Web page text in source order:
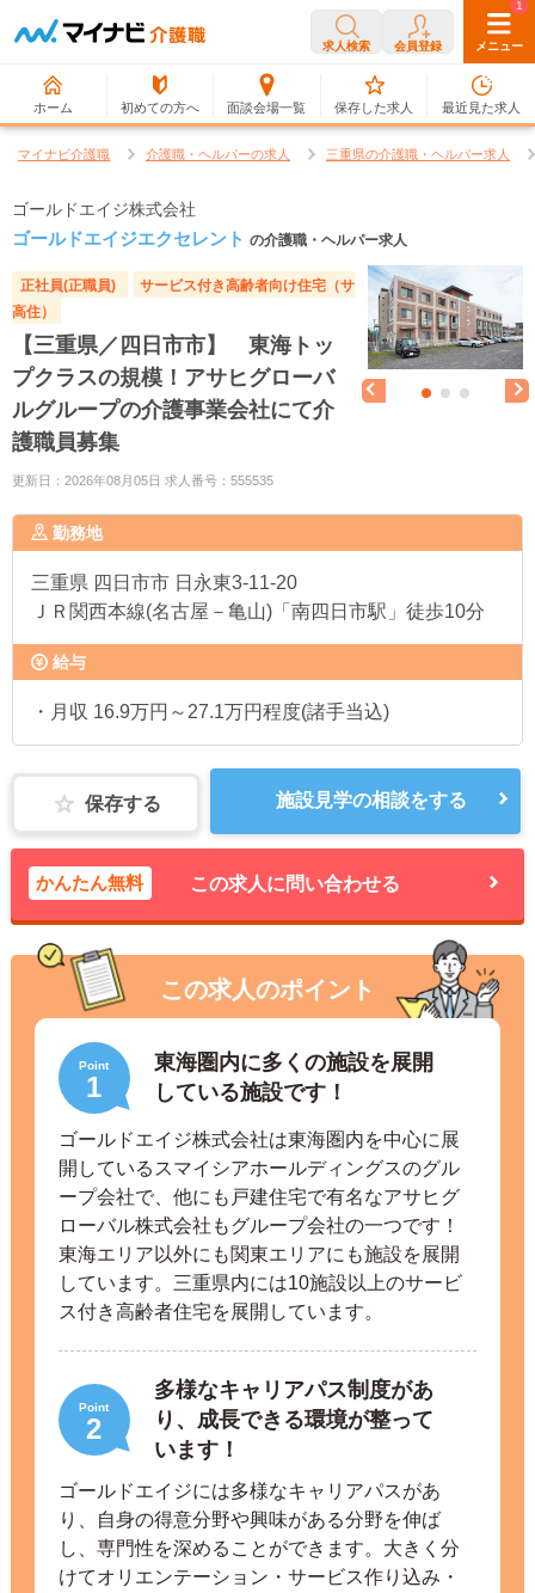
求人検索 会員登録 メニュー
ホーム 初めての方へ 面談会場一覧
0
保存した求人
1
最近見た求人
マイナビ介護職 介護職・ヘルパーの求人 三重県の介護職・ヘルパー求人
ゴールドエイジ株式会社
ゴールドエイジエクセレント の介護職・ヘルパー求人
正社員(正職員)
サービス付き高齢者向け住宅（サ
高住）
【三重県／四日市市】 東海トッ
プクラスの規模！アサヒグローバ
ルグループの介護事業会社にて介
護職員募集
更新日：2026年08月05日 求人番号：555535
勤務地
三重県 四日市市 日永東3-11-20
ＪＲ関西本線(名古屋－亀山)「南四日市駅」徒歩10分
給与
・月収 16.9万円～27.1万円程度(諸手当込)
保存する 施設見学の相談をする
かんたん無料 この求人に問い合わせる
この求人のポイント
Point
1
東海圏内に多くの施設を展開
している施設です！
ゴールドエイジ株式会社は東海圏内を中心に展
開しているスマイシアホールディングスのグル
ープ会社で、他にも戸建住宅で有名なアサヒグ
ローバル株式会社もグループ会社の一つです！
東海エリア以外にも関東エリアにも施設を展開
しています。三重県内には10施設以上のサービ
ス付き高齢者住宅を展開しています。
Point
2
多様なキャリアパス制度があ
り、成長できる環境が整って
います！
ゴールドエイジには多様なキャリアパスがあ
り、自身の得意分野や興味がある分野を伸ば
し、専門性を深めることができます。大きく分
けてオリエンテーション・サービス作り込み・